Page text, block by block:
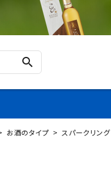
search
お酒のタイプ スパークリング